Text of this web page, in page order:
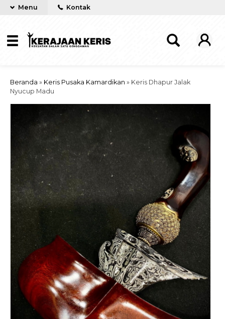
Menu Kontak
Beranda » Keris Pusaka Kamardikan » Keris Dhapur Jalak
Nyucup Madu